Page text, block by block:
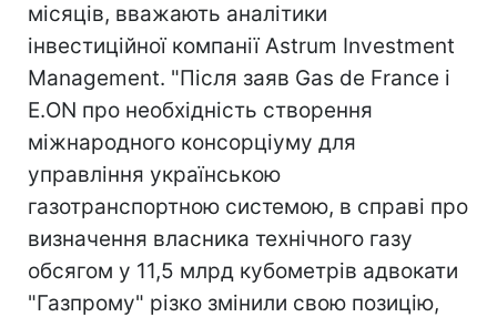
місяців, вважають аналітики
інвестиційної компанії Astrum Investment
Management. "Після заяв Gas de France і
E.ON про необхідність створення
міжнародного консорціуму для
управління українською
газотранспортною системою, в справі про
визначення власника технічного газу
обсягом у 11,5 млрд кубометрів адвокати
"Газпрому" різко змінили свою позицію,